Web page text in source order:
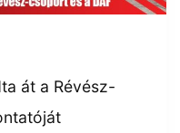
át a Révész-